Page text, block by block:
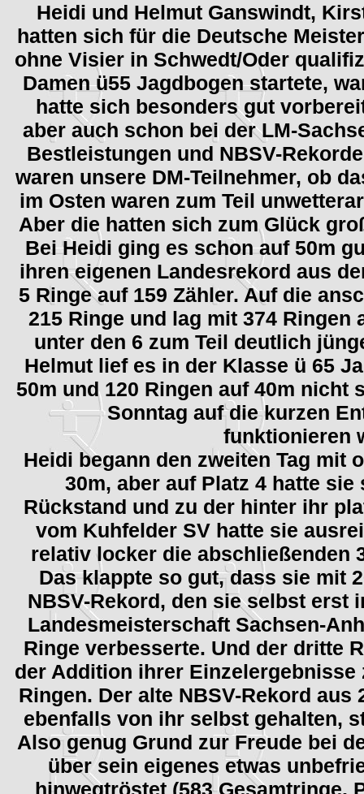
Heidi und Helmut Ganswindt,
hatten sich für die Deutsche
ohne Visier in Schwedt/Oder
Damen ü55 Jagdbogen startete,
hatte sich besonders gut
aber auch schon bei der LM-
Bestleistungen und NBSV-
waren unsere DM-Teilnehmer, ob
im Osten waren zum Teil
Aber die hatten sich zum Glück
Bei Heidi ging es schon auf 50m
ihren eigenen Landesrekord aus
5 Ringe auf 159 Zähler. Auf die
215 Ringe und lag mit 374 Ringen
unter den 6 zum Teil deutlich
Helmut lief es in der Klasse ü 65
50m und 120 Ringen auf 40m nicht
Sonntag auf die kurzen
funktionieren
Heidi begann den zweiten Tag mit
30m, aber auf Platz 4 hatte
Rückstand und zu der hinter ihr
vom Kuhfelder SV hatte sie
relativ locker die abschließenden
Das klappte so gut, dass sie mit
NBSV-Rekord, den sie selbst erst
Landesmeisterschaft Sachsen-
Ringe verbesserte. Und der dritte
der Addition ihrer Einzelergebnisse
Ringen. Der alte NBSV-Rekord aus
ebenfalls von ihr selbst gehalten,
Also genug Grund zur Freude bei
über sein eigenes etwas
hinwegtröstet (583 Gesamtringe,